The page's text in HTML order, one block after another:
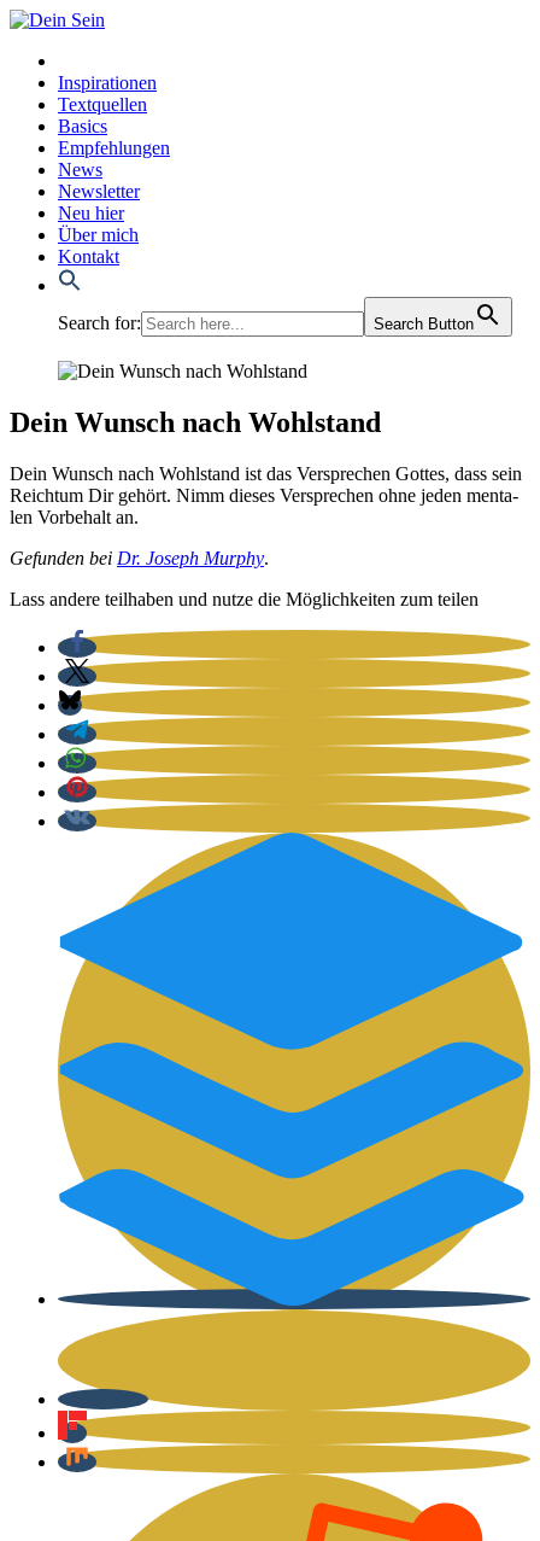
Inspirationen
Textquellen
Basics
Empfehlungen
News
Newsletter
Neu hier
Über mich
Kontakt
Search for: Search Button
Dein Wunsch nach Wohlstand
Dein Wunsch nach Wohl­stand ist das Ver­spre­chen Got­tes, dass sein
Reich­tum Dir gehört. Nimm die­ses Ver­spre­chen ohne jeden men­ta­
len Vor­be­halt an.
Gefun­den bei Dr. Joseph Mur­phy.
Lass ande­re teil­ha­ben und nut­ze die Mög­lich­kei­ten zum tei­len